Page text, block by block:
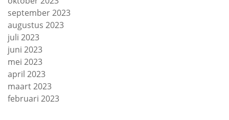
september 2023
augustus 2023
juli 2023
juni 2023
mei 2023
april 2023
maart 2023
februari 2023